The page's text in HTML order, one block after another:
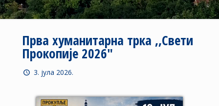
Прва хуманитарна трка ,,Свети
Прокопије 2026″
3. јула 2026.